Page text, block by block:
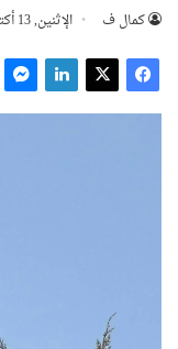
كمال ف الإثنين, 13 أكتوبر 2025, 14:13